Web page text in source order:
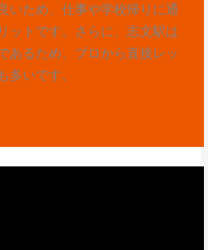
いため、仕事や学校帰りに通
ットです。さらに、志文駅は
あるため、プロから直接レッ
多いです。